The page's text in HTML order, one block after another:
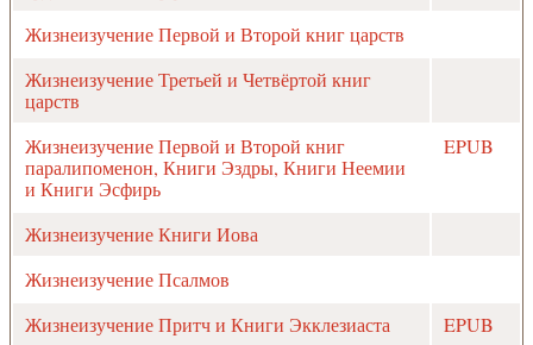
Жизнеизучение Первой и Второй книг царств
Жизнеизучение Третьей и Четвёртой книг
царств
Жизнеизучение Первой и Второй книг
паралипоменон, Книги Эздры, Книги Неемии
и Книги Эсфирь
EPUB
Жизнеизучение Книги Иова
Жизнеизучение Псалмов
Жизнеизучение Притч и Книги Экклезиаста
EPUB